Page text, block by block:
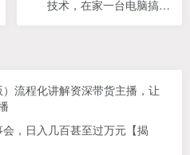
技术，在家一台电脑搞定
流程化讲解资深带货主播，让
，日入几百甚至过万元【揭